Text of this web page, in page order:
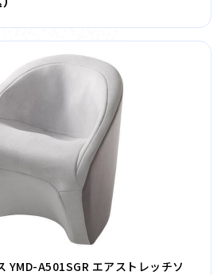
YMD-A501SGR エアストレッチソ